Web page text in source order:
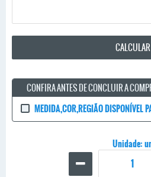
CALCULAR
CONFIRA ANTES DE CONCLUIR A
MEDIDA,COR,REGIÃO DISPONÍVEL
Unidade: